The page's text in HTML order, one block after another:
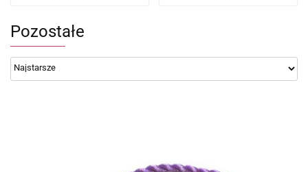
Pozostałe